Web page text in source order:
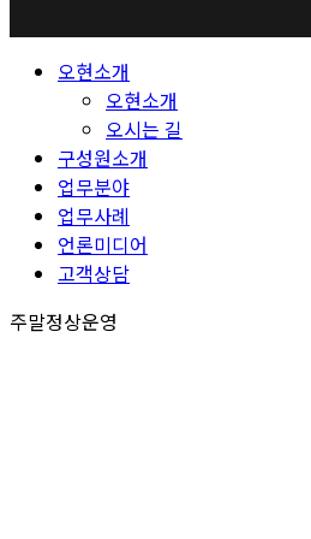
Close 오현소개
오현소개
오시는 길
구성원소개
업무분야
업무사례
언론미디어
고객상담
주말정상운영